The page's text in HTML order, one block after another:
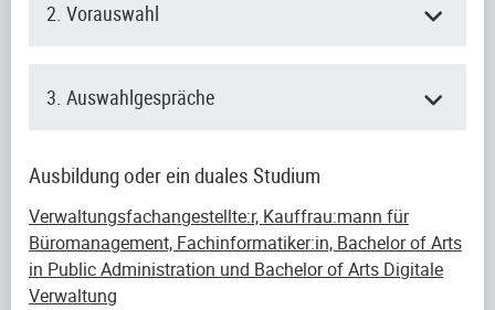
2. Vorauswahl
3. Auswahlgespräche
Ausbildung oder ein duales Studium
Verwaltungsfachangestellte:r, Kauffrau:mann für
Büromanagement, Fachinformatiker:in, Bachelor of Arts
in Public Administration und Bachelor of Arts Digitale
Verwaltung